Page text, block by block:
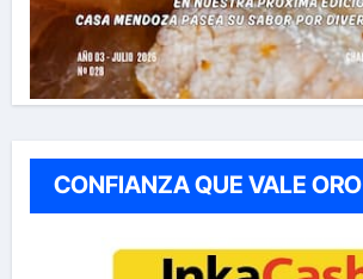
CONFIANZA QUE VALE ORO